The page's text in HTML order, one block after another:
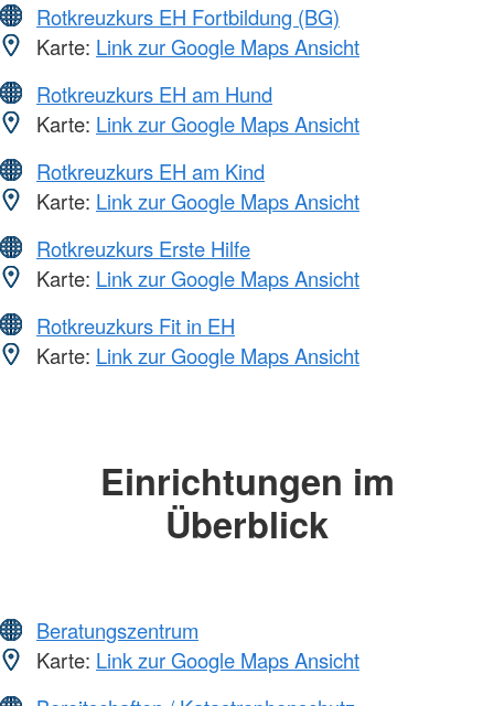
Rotkreuzkurs EH Fortbildung (BG)
Karte: Link zur Google Maps Ansicht
Rotkreuzkurs EH am Hund
Karte: Link zur Google Maps Ansicht
Rotkreuzkurs EH am Kind
Karte: Link zur Google Maps Ansicht
Rotkreuzkurs Erste Hilfe
Karte: Link zur Google Maps Ansicht
Rotkreuzkurs Fit in EH
Karte: Link zur Google Maps Ansicht
Einrichtungen im
Überblick
Beratungszentrum
Karte: Link zur Google Maps Ansicht